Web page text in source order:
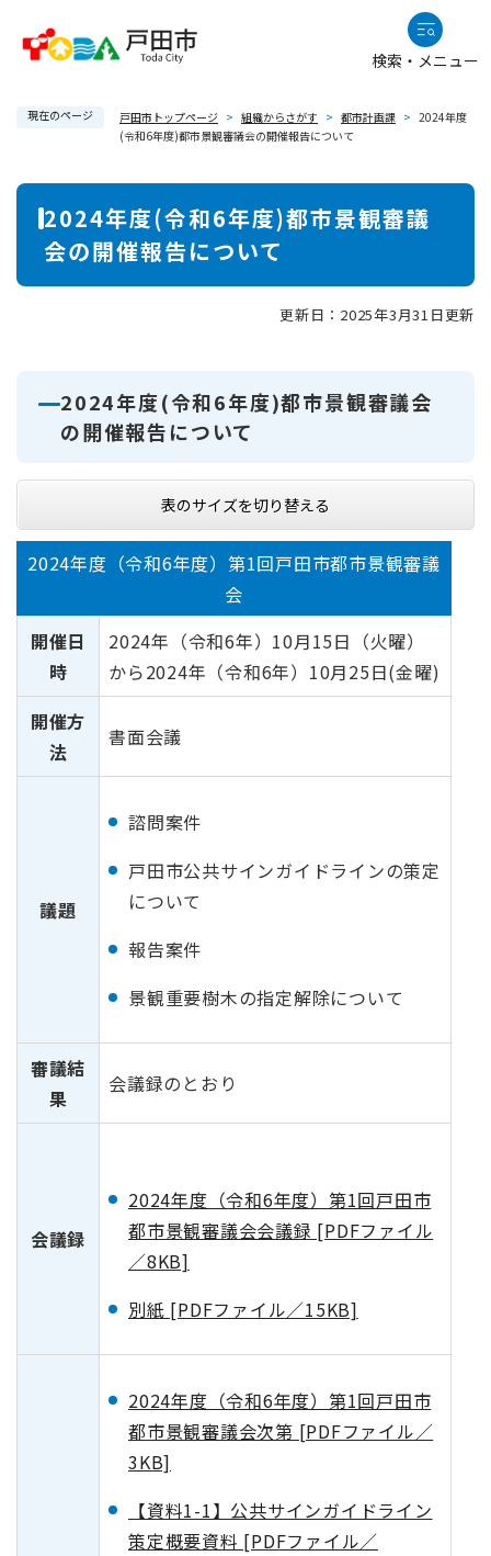
検索・メニュー
現在のページ 戸田市トップページ > 組織からさがす > 都市計画課 > 2024年度
(令和6年度)都市景観審議会の開催報告について
本
2024年度(令和6年度)都市景観審議
会の開催報告について
更新日：2025年3月31日更新
2024年度(令和6年度)都市景観審議会
の開催報告について
表のサイズを切り替える
2024年度（令和6年度）第1回戸田市都市景観審議
会
開催日
時
2024年（令和6年）10月15日（火曜）
から2024年（令和6年）10月25日(金曜)
開催方
法
書面会議
議題
諮問案件
戸田市公共サインガイドラインの策定
について
報告案件
景観重要樹木の指定解除について
審議結
果
会議録のとおり
会議録
2024年度（令和6年度）第1回戸田市
都市景観審議会会議録 [PDFファイル
／8KB]
別紙 [PDFファイル／15KB]
2024年度（令和6年度）第1回戸田市
都市景観審議会次第 [PDFファイル／
3KB]
【資料1-1】公共サインガイドライン
策定概要資料 [PDFファイル／